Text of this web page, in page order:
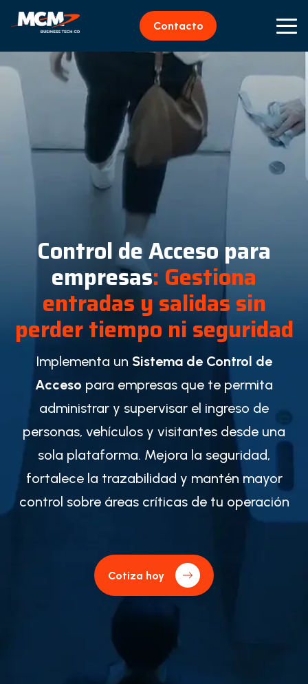
Contacto
Control de Acceso para
empresas: Gestiona
entradas y salidas sin
perder tiempo ni seguridad
Implementa un Sistema de Control de
Acceso para empresas que te permita
administrar y supervisar el ingreso de
personas, vehículos y visitantes desde una
sola plataforma. Mejora la seguridad,
fortalece la trazabilidad y mantén mayor
control sobre áreas críticas de tu operación
Cotiza hoy